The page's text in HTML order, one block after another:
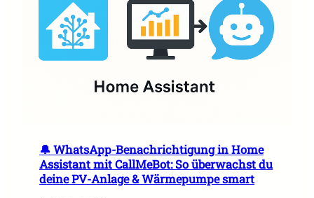
🔔 WhatsApp-Benachrichtigung in Home
Assistant mit CallMeBot: So überwachst du
deine PV-Anlage & Wärmepumpe smart